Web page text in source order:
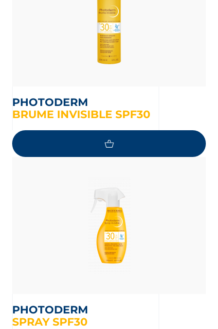
PHOTODERM
BRUME INVISIBLE SPF30
PHOTODERM
SPRAY SPF30